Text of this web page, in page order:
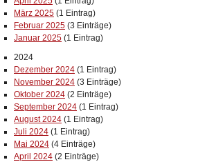
März 2025 (1 Eintrag)
Februar 2025 (3 Einträge)
Januar 2025 (1 Eintrag)
2024
Dezember 2024 (1 Eintrag)
November 2024 (3 Einträge)
Oktober 2024 (2 Einträge)
September 2024 (1 Eintrag)
August 2024 (1 Eintrag)
Juli 2024 (1 Eintrag)
Mai 2024 (4 Einträge)
April 2024 (2 Einträge)